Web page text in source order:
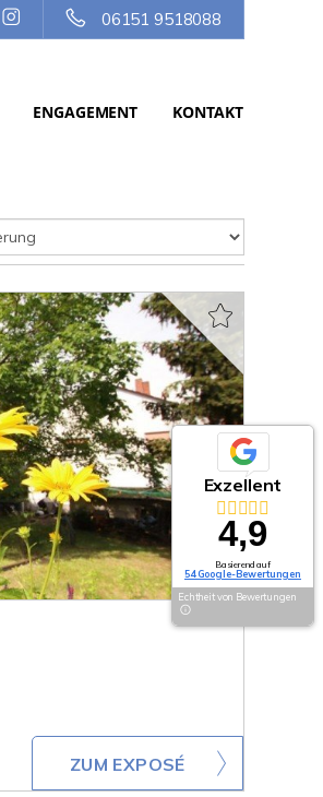
06151 9518088
ENGAGEMENT KONTAKT
ZUM EXPOSÉ
Exzellent
4,9
Basierend auf
54 Google-Bewertungen
Echtheit von Bewertungen